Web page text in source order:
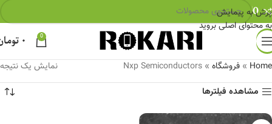
پرش به پیمایش
به محتوای اصلی بروید
0
0 ۰
Home
» فروشگاه »
Nxp Semiconductors
نمایش یک نتیجه
مشاهده فیلترها